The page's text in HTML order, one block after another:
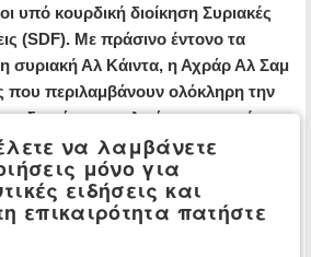
υπό κουρδική διοίκηση Συριακές
(SDF). Με πράσινο έντονο τα
συριακή Αλ Κάιντα, η Αχράρ Αλ Σαμ
που περιλαμβάνουν ολόκληρη την
εδαφών ανατολικά της επαρχίας
εδαφών βόρεια της επαρχίας Χάμα
της επαρχίας Χαλεπιού. Με
που κατέλαβε η Τουρκία στα
Χαλεπιού. Στον χάρτη σημειωμένη
να λαμβάνετε
μόνο για
ειδήσεις και
επικαιρότητα πατήστε